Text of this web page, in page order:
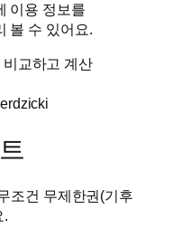
이용 정보를
볼 수 있어요.
조건 무제한권(기후
.